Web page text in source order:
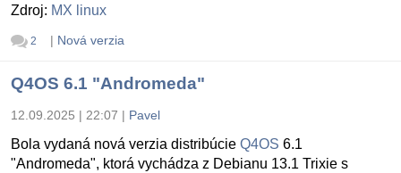
Zdroj: MX linux
2 | Nová verzia
Q4OS 6.1 "Andromeda"
12.09.2025 | 22:07 | Pavel
Bola vydaná nová verzia distribúcie Q4OS 6.1
"Andromeda", ktorá vychádza z Debianu 13.1 Trixie s